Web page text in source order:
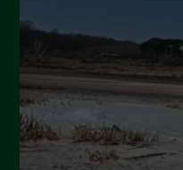
Settembre 2024
Luglio 2024
Maggio 2024
Aprile 2024
Marzo 2024